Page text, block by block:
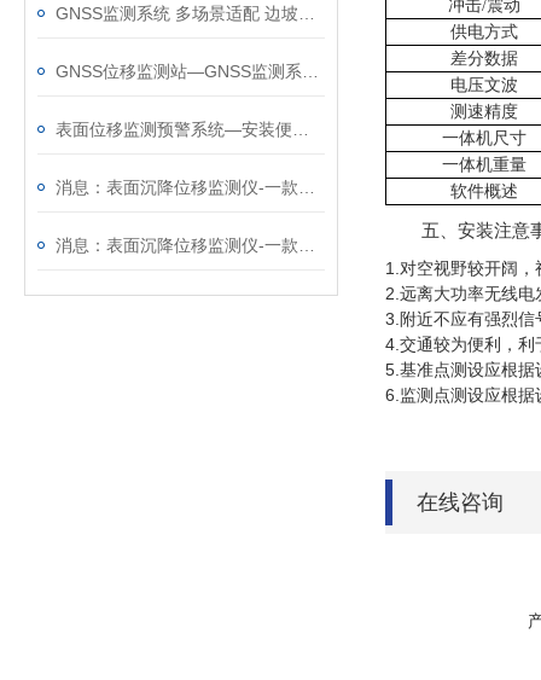
冲击/震动
供电方式
差分数据
电压文波
测速精度
一体机尺寸
一体机重量
软件概述
五、安装注意
1.对空视野较开阔
2.远离大功率无线
3.附近不应有强烈
4.交通较为便利，
5.基准点测设应根
6.监测点测设应根
在线咨询